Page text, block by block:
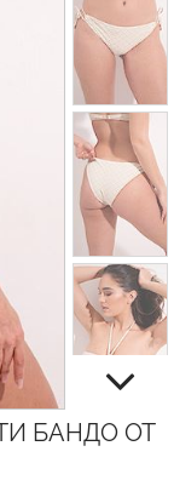
БАНДО ОТ